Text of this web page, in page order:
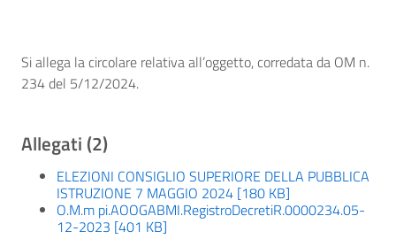
Si allega la circolare relativa all’oggetto, corredata da OM n.
234 del 5/12/2024.
Allegati (2)
ELEZIONI CONSIGLIO SUPERIORE DELLA PUBBLICA
ISTRUZIONE 7 MAGGIO 2024 [180 KB]
O.M.m pi.AOOGABMI.RegistroDecretiR.0000234.05-
12-2023 [401 KB]